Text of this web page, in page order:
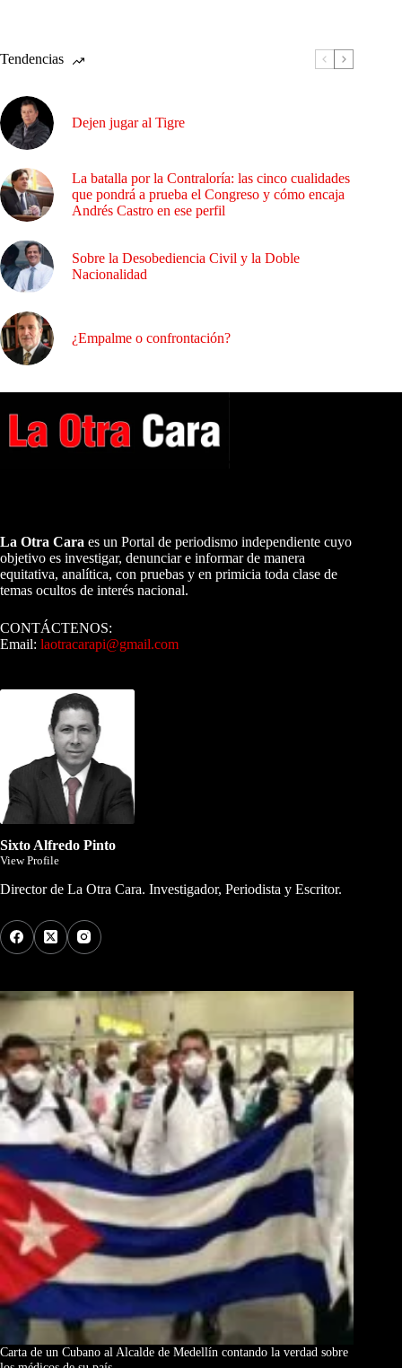
Tendencias
Dejen jugar al Tigre
La batalla por la Contraloría: las cinco cualidades
que pondrá a prueba el Congreso y cómo encaja
Andrés Castro en ese perfil
Sobre la Desobediencia Civil y la Doble
Nacionalidad
¿Empalme o confrontación?
La Otra Cara es un Portal de periodismo independiente cuyo
objetivo es investigar, denunciar e informar de manera
equitativa, analítica, con pruebas y en primicia toda clase de
temas ocultos de interés nacional.
CONTÁCTENOS:
Email: laotracarapi@gmail.com
Sixto Alfredo Pinto
View Profile
Director de La Otra Cara. Investigador, Periodista y Escritor.
Carta de un Cubano al Alcalde de Medellín contando la verdad sobre